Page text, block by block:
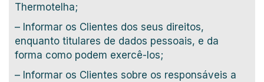
Thermotelha;
– Informar os Clientes dos seus direitos,
enquanto titulares de dados pessoais, e da
forma como podem exercê-los;
– Informar os Clientes sobre os responsáveis a